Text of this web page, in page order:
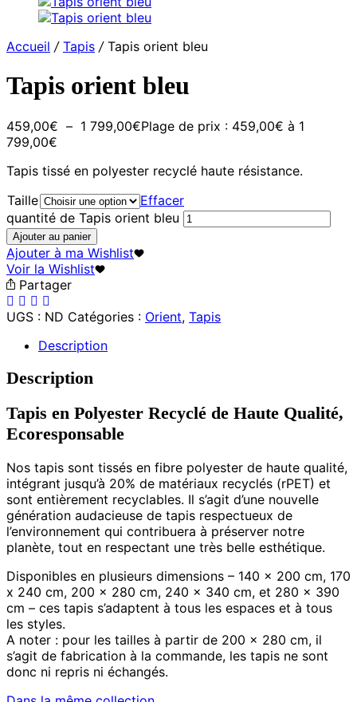
Accueil / Tapis /Tapis orient bleu
Tapis orient bleu
459,00€ – 1 799,00€Plage de prix : 459,00€ à 1
799,00€
Tapis tissé en polyester recyclé haute résistance.
Taille
Effacer
quantité de Tapis orient bleu
Ajouter au panier
Ajouter à ma Wishlist
Voir la Wishlist
Partager
UGS : ND Catégories : Orient, Tapis
Description
Description
Tapis en Polyester Recyclé de Haute Qualité,
Ecoresponsable
Nos tapis sont tissés en fibre polyester de haute qualité,
intégrant jusqu’à 20% de matériaux recyclés (rPET) et
sont entièrement recyclables. Il s’agit d’une nouvelle
génération audacieuse de tapis respectueux de
l’environnement qui contribuera à préserver notre
planète, tout en respectant une très belle esthétique.
Disponibles en plusieurs dimensions – 140 x 200 cm, 170
x 240 cm, 200 x 280 cm, 240 x 340 cm, et 280 x 390
cm – ces tapis s’adaptent à tous les espaces et à tous
les styles.
A noter : pour les tailles à partir de 200 x 280 cm, il
s’agit de fabrication à la commande, les tapis ne sont
donc ni repris ni échangés.